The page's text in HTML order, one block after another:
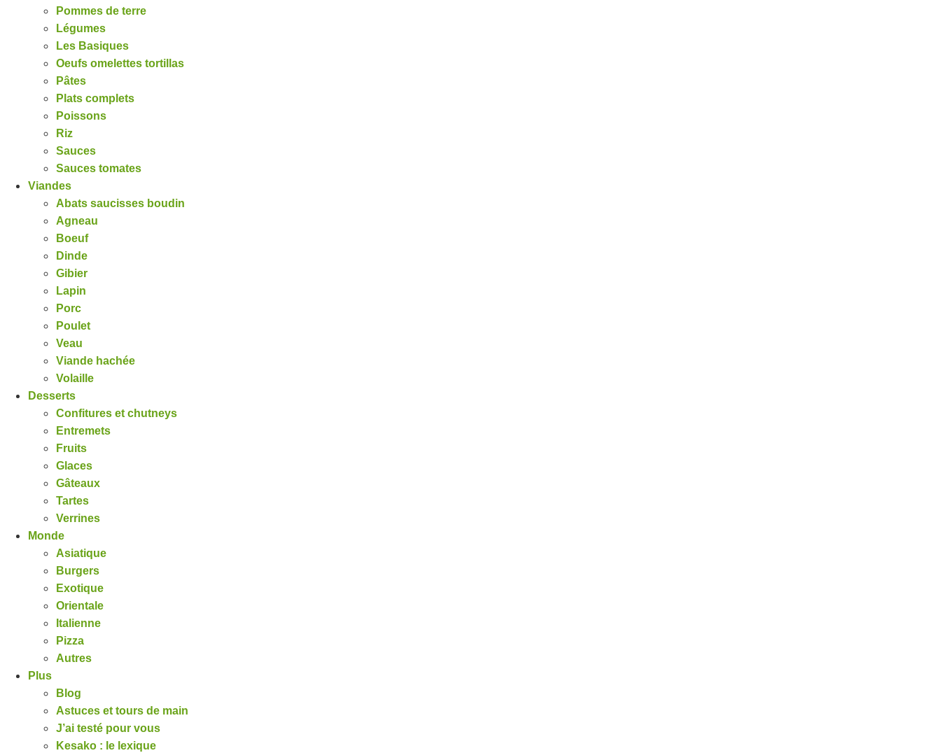
Pommes de terre
Légumes
Les Basiques
Oeufs omelettes tortillas
Pâtes
Plats complets
Poissons
Riz
Sauces
Sauces tomates
Viandes
Abats saucisses boudin
Agneau
Boeuf
Dinde
Gibier
Lapin
Porc
Poulet
Veau
Viande hachée
Volaille
Desserts
Confitures et chutneys
Entremets
Fruits
Glaces
Gâteaux
Tartes
Verrines
Monde
Asiatique
Burgers
Exotique
Orientale
Italienne
Pizza
Autres
Plus
Blog
Astuces et tours de main
J’ai testé pour vous
Kesako : le lexique